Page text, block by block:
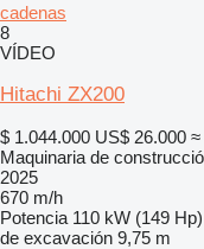
cadenas
8
VÍDEO
Hitachi ZX200
$ 1.044.000 US$ 26.000 ≈
Maquinaria de
2025
670 m/h
Potencia 110 kW (149 Hp)
de excavación 9,75 m